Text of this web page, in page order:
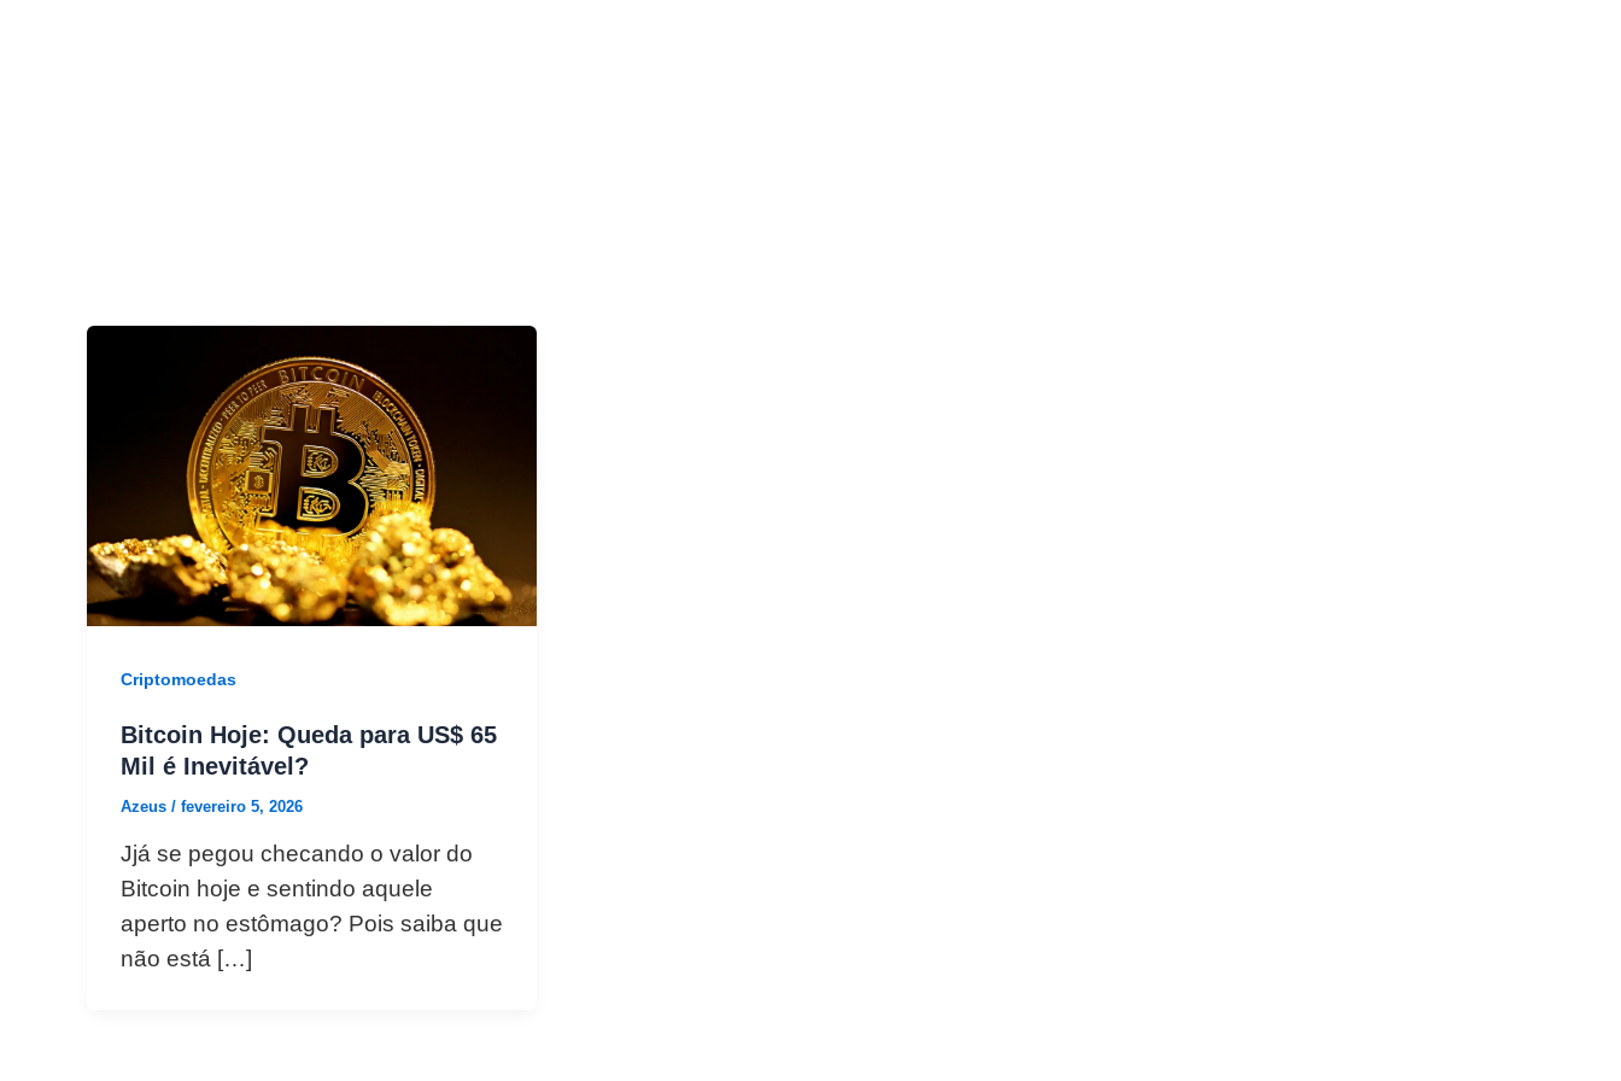
Criptomoedas
Bitcoin Hoje: Queda para US$ 65
Mil é Inevitável?
Azeus / fevereiro 5, 2026
Jjá se pegou checando o valor do
Bitcoin hoje e sentindo aquele
aperto no estômago? Pois saiba que
não está […]